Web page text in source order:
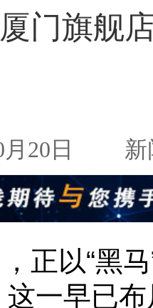
门旗舰
月20日 新
正以“黑
一早已